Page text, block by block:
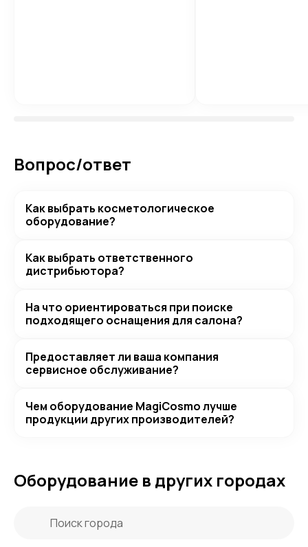
Вопрос/ответ
Как выбрать косметологическое
оборудование?
Как выбрать ответственного
дистрибьютора?
На что ориентироваться при поиске
подходящего оснащения для салона?
Предоставляет ли ваша компания
сервисное обслуживание?
Чем оборудование MagiCosmo лучше
продукции других производителей?
Оборудование в других городах